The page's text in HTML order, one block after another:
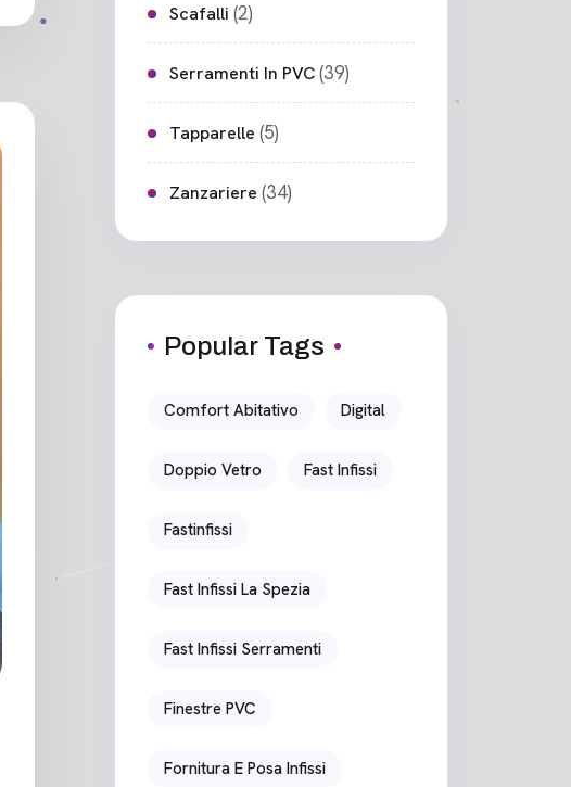
Scafalli (2)
Serramenti In PVC(39)
Tapparelle (5)
Zanzariere (34)
Popular Tags
Comfort Abitativo Digital
Doppio Vetro Fast Infissi
Fastinfissi
Fast Infissi La Spezia
Fast Infissi Serramenti
Finestre PVC
Fornitura E Posa Infissi